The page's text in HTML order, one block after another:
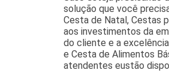
solução que você
Cesta de Natal, Cestas
aos investimentos da
do cliente e a
e Cesta de Alimentos
atendentes eustão